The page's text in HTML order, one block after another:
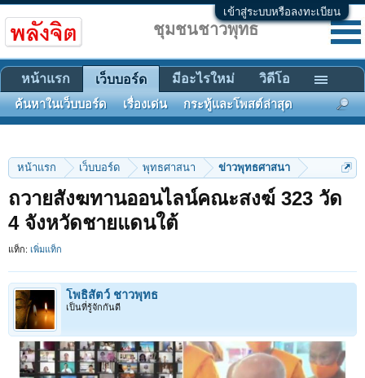
เข้าสู่ระบบหรือลงทะเบียน
หน้าแรก เว็บบอร์ด พุทธศาสนา ข่าวพุทธศาสนา
ถวายสังฆทานออนไลน์คณะสงฆ์ 323 วัด
4 จังหวัดชายแดนใต้
แท็ก: เพิ่มแท็ก
โพธิสัตว์ ชาวพุทธ
เป็นที่รู้จักกันดี
ชุมชนชาวพุทธ
หน้าแรก เว็บบอร์ด
ค้นหาในเว็บบอร์ด เรื่องเด่น กระทู้และโพสต์ล่าสุด
มีอะไรใหม่ วิดีโอ